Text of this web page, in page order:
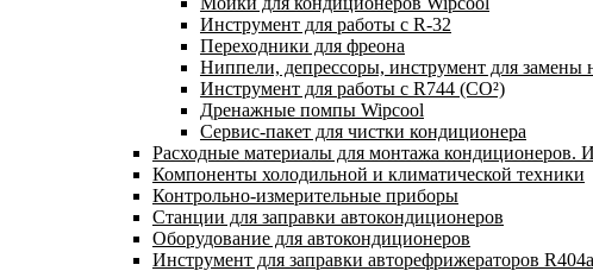
Инструмент для работы с R-32
Переходники для фреона
Ниппели, депрессоры, инструмент для замены
Инструмент для работы с R744 (CO²)
Дренажные помпы Wipcool
Сервис-пакет для чистки кондиционера
Расходные материалы для монтажа кондиционеров.
Компоненты холодильной и климатической техники
Контрольно-измерительные приборы
Станции для заправки автокондиционеров
Оборудование для автокондиционеров
Инструмент для заправки авторефрижераторов R404a